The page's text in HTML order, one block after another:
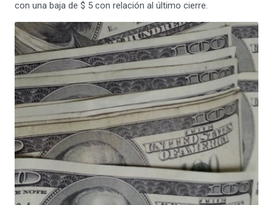
con una baja de $ 5 con relación al último cierre.